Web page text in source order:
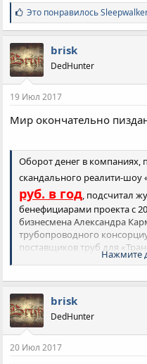
С
и
м
п
а
т
и
:
Это понравилось
brisk
DedHunter
19 Июл 2017
Мир окончательно
Оборот денег в компаниях,
скандального реалити-
руб. в год, подсчитал
бенефициарами проекта с
бизнесмена Александра
трубопроводного
поставщиков труб для
«Дом-2» с 2014 года
телеканал ТНТ, уже 13 лет
около
$3 млн в
за выпуск шоу,
производитель шоу.
Нажмите
brisk
DedHunter
20 Июл 2017